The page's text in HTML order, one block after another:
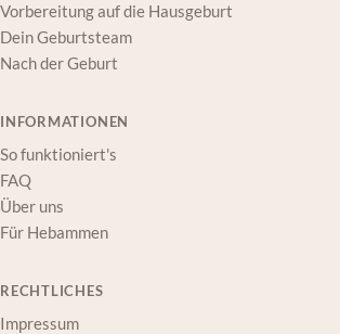
Vorbereitung auf die Hausgeburt
Dein Geburtsteam
Nach der Geburt
INFORMATIONEN
So funktioniert's
FAQ
Über uns
Für Hebammen
RECHTLICHES
Impressum